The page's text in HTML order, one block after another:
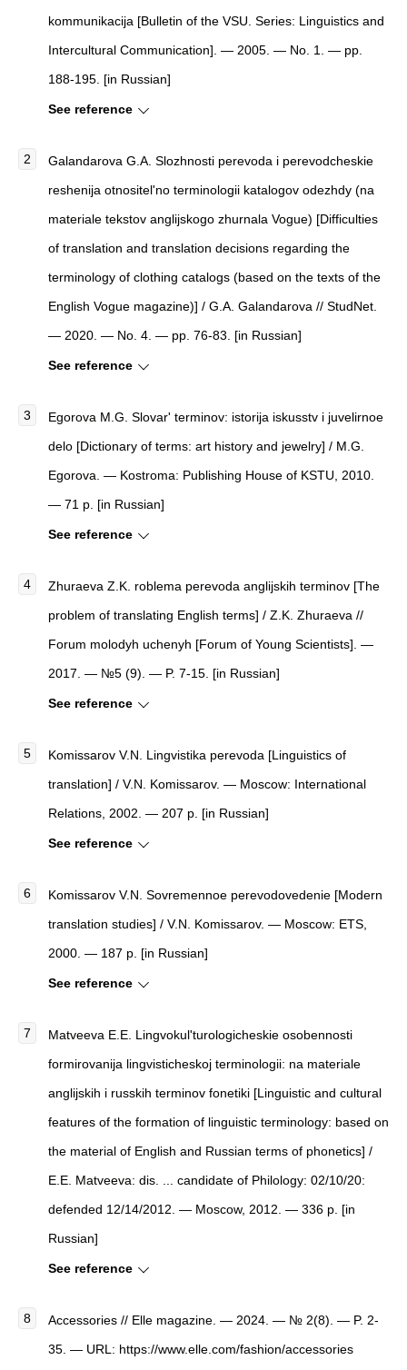
kommunikacija [Bulletin of the VSU. Series: Linguistics and
Intercultural Communication]. — 2005. — No. 1. — pp.
188-195. [in Russian]
See reference
Galandarova G.A. Slozhnosti perevoda i perevodcheskie
reshenija otnositel'no terminologii katalogov odezhdy (na
materiale tekstov anglijskogo zhurnala Vogue) [Difficulties
of translation and translation decisions regarding the
terminology of clothing catalogs (based on the texts of the
English Vogue magazine)] / G.A. Galandarova // StudNet.
— 2020. — No. 4. — pp. 76-83. [in Russian]
See reference
Egorova M.G. Slovar' terminov: istorija iskusstv i juvelirnoe
delo [Dictionary of terms: art history and jewelry] / M.G.
Egorova. — Kostroma: Publishing House of KSTU, 2010.
— 71 p. [in Russian]
See reference
Zhuraeva Z.K. roblema perevoda anglijskih terminov [The
problem of translating English terms] / Z.K. Zhuraeva //
Forum molodyh uchenyh [Forum of Young Scientists]. —
2017. — №5 (9). — P. 7-15. [in Russian]
See reference
Komissarov V.N. Lingvistika perevoda [Linguistics of
translation] / V.N. Komissarov. — Moscow: International
Relations, 2002. — 207 p. [in Russian]
See reference
Komissarov V.N. Sovremennoe perevodovedenie [Modern
translation studies] / V.N. Komissarov. — Moscow: ETS,
2000. — 187 p. [in Russian]
See reference
Matveeva E.E. Lingvokul'turologicheskie osobennosti
formirovanija lingvisticheskoj terminologii: na materiale
anglijskih i russkih terminov fonetiki [Linguistic and cultural
features of the formation of linguistic terminology: based on
the material of English and Russian terms of phonetics] /
E.E. Matveeva: dis. ... candidate of Philology: 02/10/20:
defended 12/14/2012. — Moscow, 2012. — 336 p. [in
Russian]
See reference
Accessories // Elle magazine. — 2024. — № 2(8). — P. 2-
35. — URL: https://www.elle.com/fashion/accessories